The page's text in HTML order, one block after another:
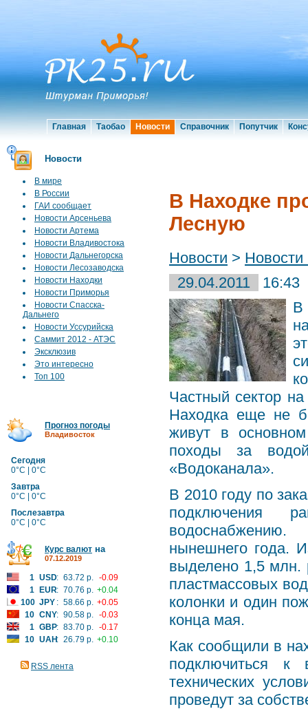
Главная Таобао Новости Справочник Попутчик
Новости
В мире
В России
ГАИ сообщает
Новости Арсеньева
Новости Артема
Новости Владивостока
Новости Дальнегорска
Новости Лесозаводска
Новости Находки
Новости Приморья
Новости Спасска-
Дальнего
Новости Уссурийска
Саммит 2012 - АТЭС
Эксклюзив
Это интересно
Топ 100
Прогноз погоды
Владивосток
Сегодня
0°C | 0°C
Завтра
0°C | 0°C
Послезавтра
0°C | 0°C
Курс валют на
07.12.2019
1 USD: 63.72 р. -0.09
1
EUR: 70.76 р. +0.04
100 JPY : 58.66 р. +0.05
10 CNY: 90.58 р. -0.03
1 GBP: 83.70 р. -0.17
10 UAH: 26.79 р. +0.10
RSS лента
В Находке
Лесную
Новости >
29.04.2011
16:43
В
Частный сектор
Находка еще не
живут в
походы за
«Водоканала».
В 2010 году по
подключения
нынешнего года.
выделено 1,5 млн.
пластмассовых
колонки и один
конца мая.
Как сообщили в
подключиться к
технических
проведут за